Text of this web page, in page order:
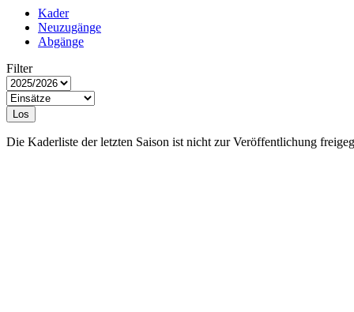
Kader
Neuzugänge
Abgänge
Filter
Los
Die Kaderliste der letzten Saison ist nicht zur Veröffentlichung